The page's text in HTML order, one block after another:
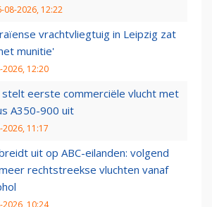
08-2026, 12:22
vrachtvliegtuig in Leipzig zat
munitie'
2026, 12:20
stelt eerste commerciële vlucht met
A350-900 uit
2026, 11:17
uit op ABC-eilanden: volgend
rechtstreekse vluchten vanaf
2026, 10:24